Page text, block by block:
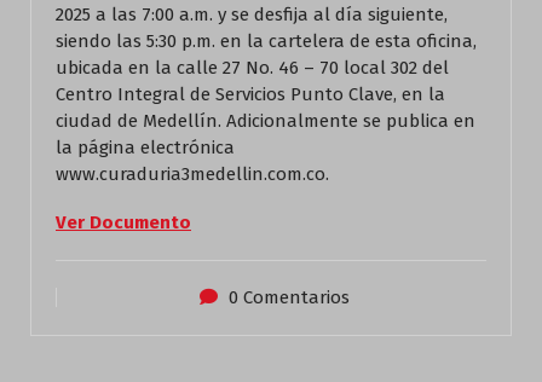
2025 a las 7:00 a.m. y se desfija al día siguiente,
siendo las 5:30 p.m. en la cartelera de esta oficina,
ubicada en la calle 27 No. 46 – 70 local 302 del
Centro Integral de Servicios Punto Clave, en la
ciudad de Medellín. Adicionalmente se publica en
la página electrónica
www.curaduria3medellin.com.co.
Ver Documento
0 Comentarios